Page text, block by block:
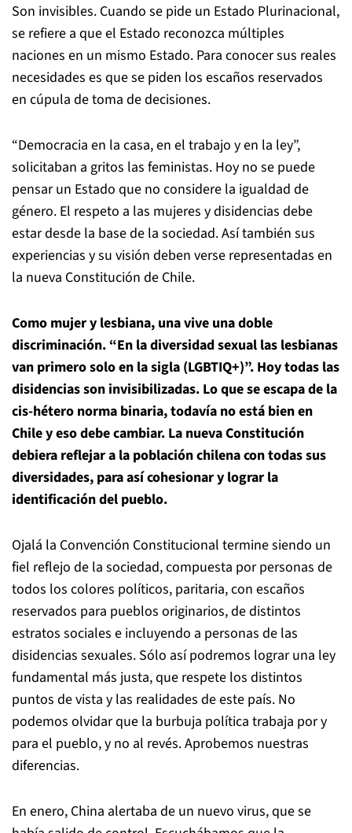
Son invisibles. Cuando se pide un Estado Plurinacional,
se refiere a que el Estado reconozca múltiples
naciones en un mismo Estado. Para conocer sus reales
necesidades es que se piden los escaños reservados
en cúpula de toma de decisiones.
“Democracia en la casa, en el trabajo y en la ley”,
solicitaban a gritos las feministas. Hoy no se puede
pensar un Estado que no considere la igualdad de
género. El respeto a las mujeres y disidencias debe
estar desde la base de la sociedad. Así también sus
experiencias y su visión deben verse representadas en
la nueva Constitución de Chile.
Como mujer y lesbiana, una vive una doble
discriminación. “En la diversidad sexual las lesbianas
van primero solo en la sigla (LGBTIQ+)”. Hoy todas las
disidencias son invisibilizadas. Lo que se escapa de la
cis-hétero norma binaria, todavía no está bien en
Chile y eso debe cambiar. La nueva Constitución
debiera reflejar a la población chilena con todas sus
diversidades, para así cohesionar y lograr la
identificación del pueblo.
Ojalá la Convención Constitucional termine siendo un
fiel reflejo de la sociedad, compuesta por personas de
todos los colores políticos, paritaria, con escaños
reservados para pueblos originarios, de distintos
estratos sociales e incluyendo a personas de las
disidencias sexuales. Sólo así podremos lograr una ley
fundamental más justa, que respete los distintos
puntos de vista y las realidades de este país. No
podemos olvidar que la burbuja política trabaja por y
para el pueblo, y no al revés. Aprobemos nuestras
diferencias.
En enero, China alertaba de un nuevo virus, que se